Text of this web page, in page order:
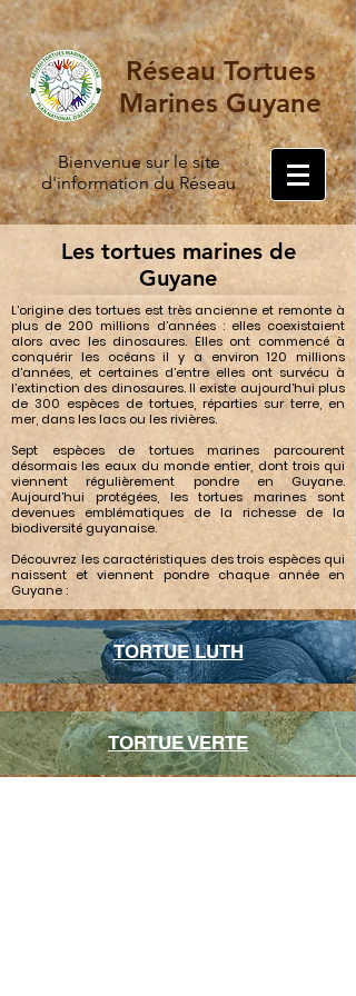
Réseau Tortues
Marines Guyane
Bienvenue sur le site
d'information du Réseau
Les tortues marines de
Guyane
L’origine des tortues est très ancienne et remonte à
plus de 200 millions d’années : elles coexistaient
alors avec les dinosaures. Elles ont commencé à
conquérir les océans il y a environ 120 millions
d’années, et certaines d’entre elles ont survécu à
l’extinction des dinosaures. Il existe aujourd’hui plus
de 300 espèces de tortues, réparties sur terre, en
mer, dans les lacs ou les rivières.
Sept espèces de tortues marines parcourent
désormais les eaux du monde entier, dont trois qui
viennent régulièrement pondre en Guyane.
Aujourd’hui protégées, les tortues marines sont
devenues emblématiques de la richesse de la
biodiversité guyanaise.
Découvrez les caractéristiques des trois espèces qui
naissent et viennent pondre chaque année en
Guyane :
TORTUE LUTH
TORTUE VERTE